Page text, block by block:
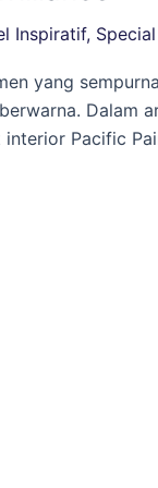
Inspiratif,
yang
Dalam
interior Pacific